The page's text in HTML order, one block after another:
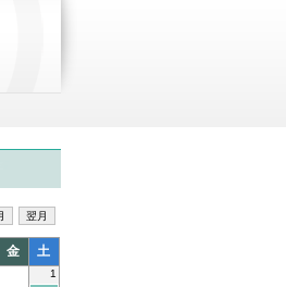
翌月
金 土
1